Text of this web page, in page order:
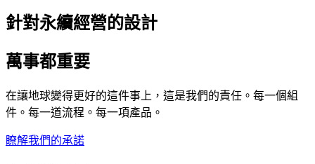
針對永續經營的設計
萬事都重要
在讓地球變得更好的這件事上，這是我們的責任。每一個組
件。每一道流程。每一項產品。
瞭解我們的承諾